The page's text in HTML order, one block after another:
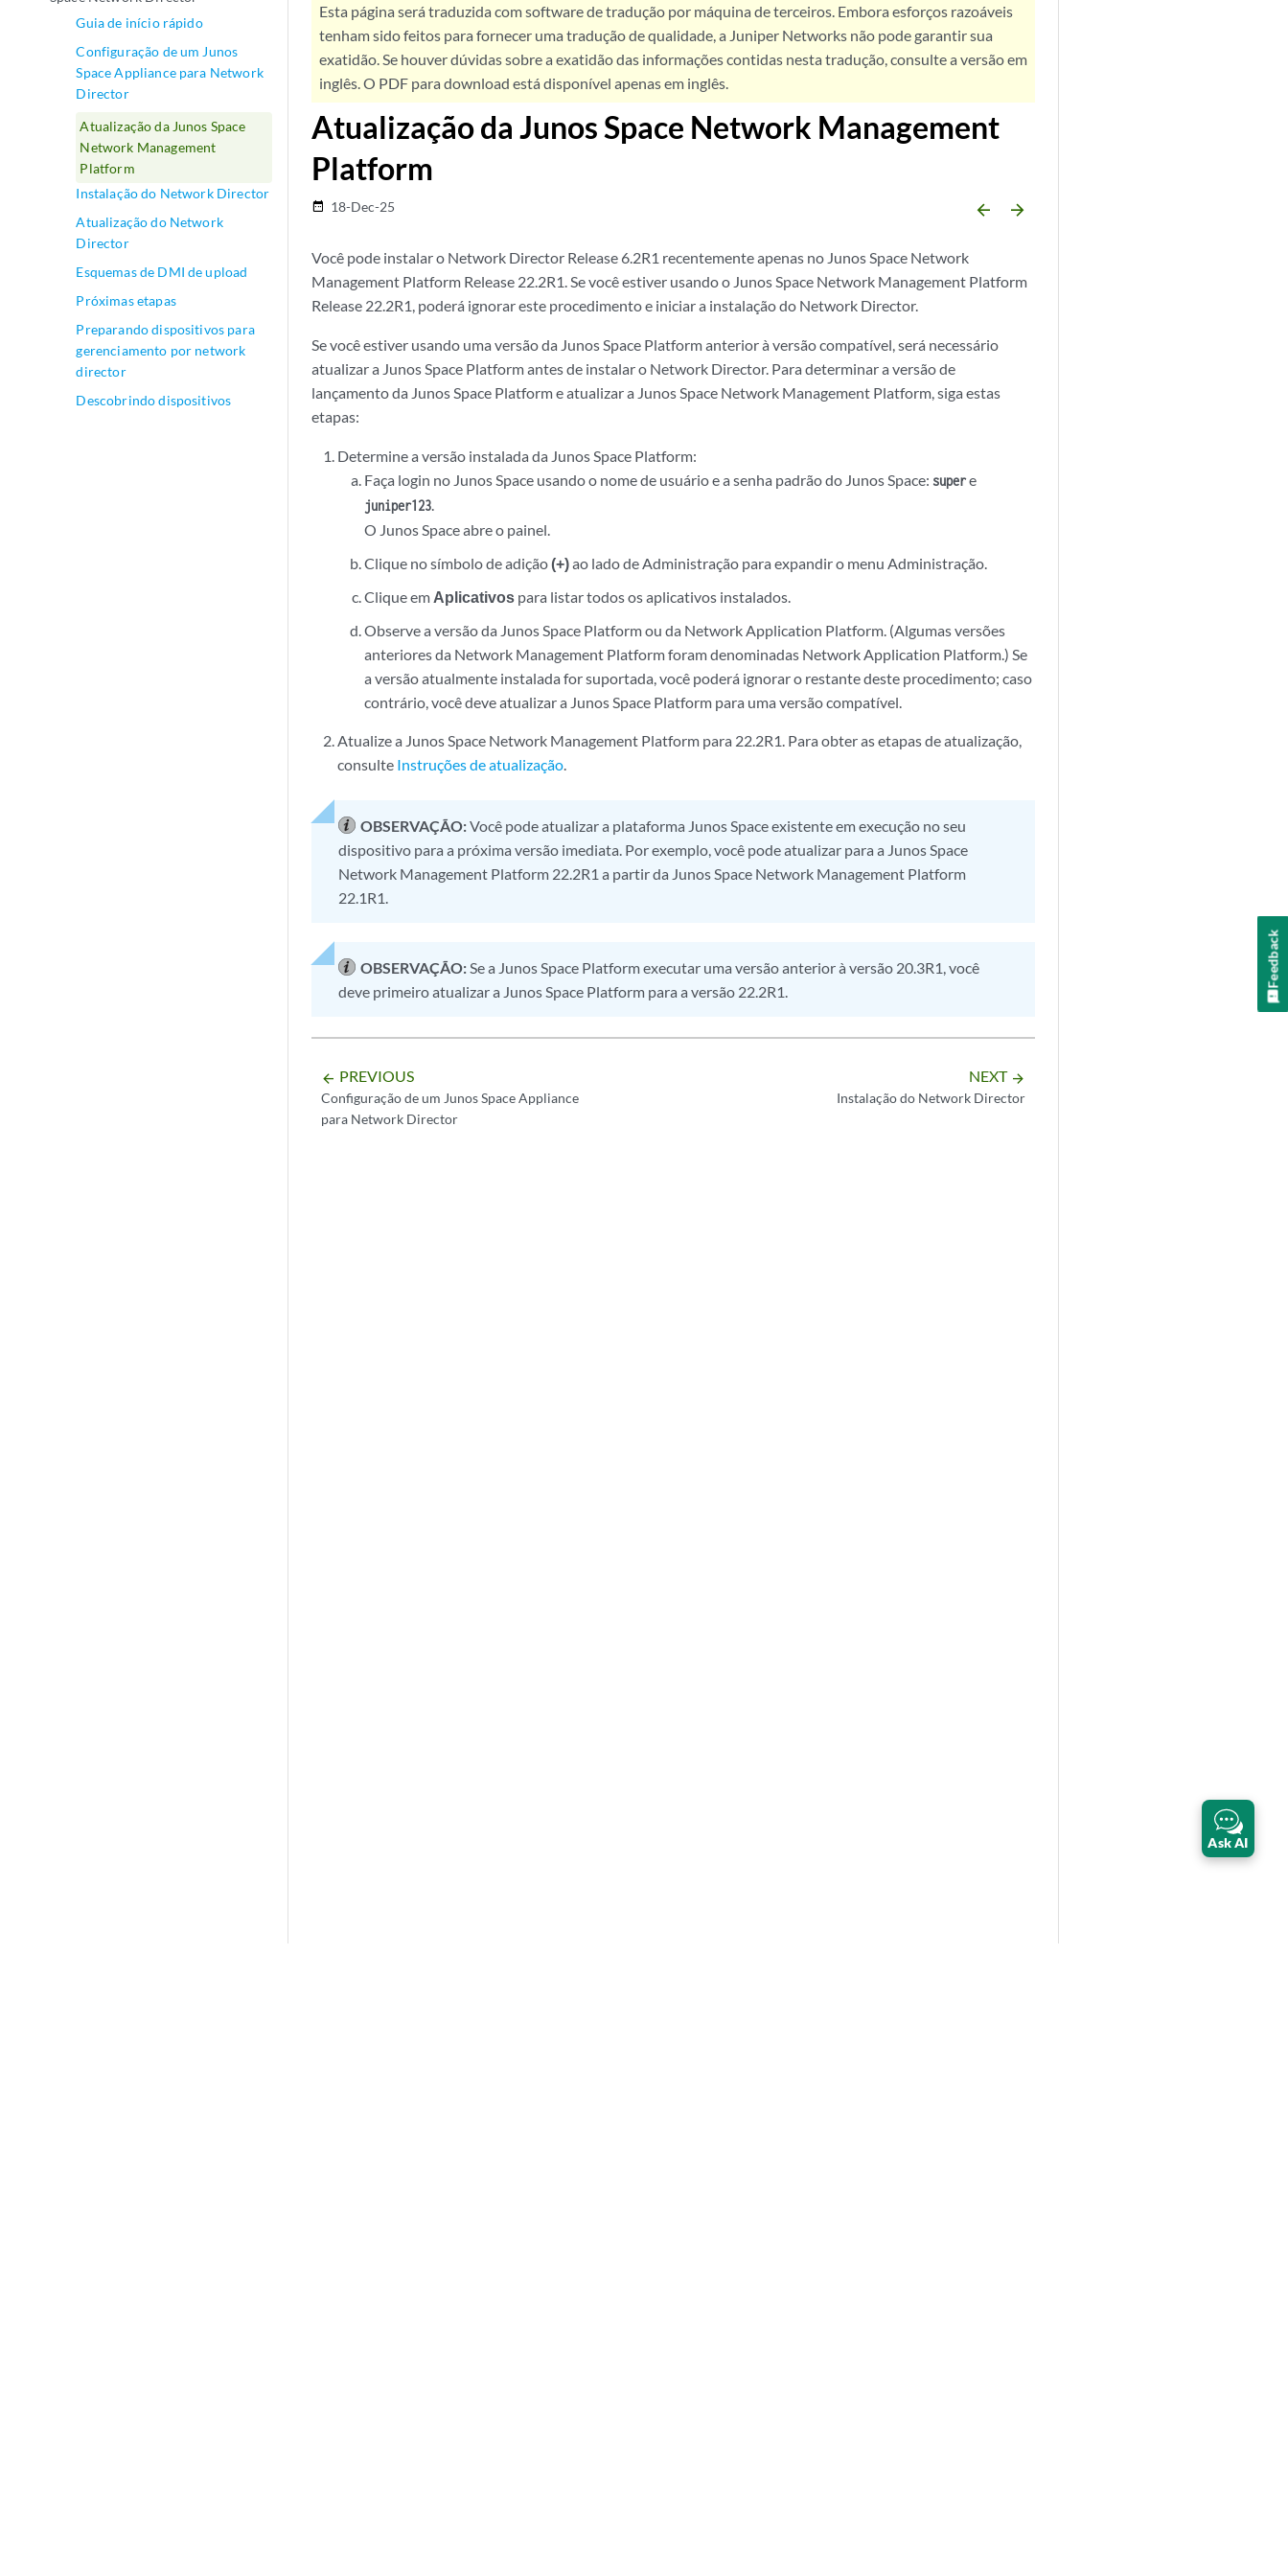
Guia de início rápido
Configuração de um Junos
Space Appliance para Network
Director
Atualização da Junos Space
Network Management
Platform
Instalação do Network Director
Atualização do Network
Director
Esquemas de DMI de upload
Próximas etapas
Preparando dispositivos para
gerenciamento por network
director
Descobrindo dispositivos
Esta página será traduzida com software de tradução por máquina de terceiros. Embora esforços razoáveis
tenham sido feitos para fornecer uma tradução de qualidade, a Juniper Networks não pode garantir sua
exatidão. Se houver dúvidas sobre a exatidão das informações contidas nesta tradução, consulte a versão em
inglês. O PDF para download está disponível apenas em inglês.
Atualização da Junos Space Network Management
Platform
date_range 18-Dec-25 arrow_backward arrow_forward
Você pode instalar o Network Director Release 6.2R1 recentemente apenas no Junos Space Network
Management Platform Release 22.2R1. Se você estiver usando o Junos Space Network Management Platform
Release 22.2R1, poderá ignorar este procedimento e iniciar a instalação do Network Director.
Se você estiver usando uma versão da Junos Space Platform anterior à versão compatível, será necessário
atualizar a Junos Space Platform antes de instalar o Network Director. Para determinar a versão de
lançamento da Junos Space Platform e atualizar a Junos Space Network Management Platform, siga estas
etapas:
Determine a versão instalada da Junos Space Platform:
Faça login no Junos Space usando o nome de usuário e a senha padrão do Junos Space: supere
juniper123.
O Junos Space abre o painel.
Clique no símbolo de adição(+)ao lado de Administração para expandir o menu Administração.
Clique em Aplicativospara listar todos os aplicativos instalados.
Observe a versão da Junos Space Platform ou da Network Application Platform. (Algumas versões
anteriores da Network Management Platform foram denominadas Network Application Platform.) Se
a versão atualmente instalada for suportada, você poderá ignorar o restante deste procedimento; caso
contrário, você deve atualizar a Junos Space Platform para uma versão compatível.
Atualize a Junos Space Network Management Platform para 22.2R1. Para obter as etapas de atualização,
consulte Instruções de atualização.
OBSERVAÇÃO:Você pode atualizar a plataforma Junos Space existente em execução no seu
dispositivo para a próxima versão imediata. Por exemplo, você pode atualizar para a Junos Space
Network Management Platform 22.2R1 a partir da Junos Space Network Management Platform
22.1R1.
OBSERVAÇÃO:Se a Junos Space Platform executar uma versão anterior à versão 20.3R1, você
deve primeiro atualizar a Junos Space Platform para a versão 22.2R1.
arrow_backward PREVIOUS
Configuração de um Junos Space Appliance
para Network Director
NEXT arrow_forward
Instalação do Network Director
Ask AI
Feedback